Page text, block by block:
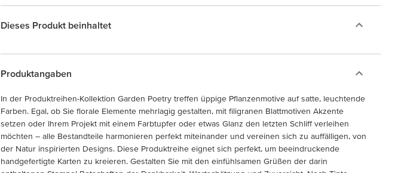
Dieses Produkt beinhaltet
Produktangaben
In der Produktreihen-Kollektion Garden Poetry treffen üppige Pflanzenmotive auf satte, leuchtende
Farben. Egal, ob Sie florale Elemente mehrlagig gestalten, mit filigranen Blattmotiven Akzente
setzen oder Ihrem Projekt mit einem Farbtupfer oder etwas Glanz den letzten Schliff verleihen
möchten – alle Bestandteile harmonieren perfekt miteinander und vereinen sich zu auffälligen, von
der Natur inspirierten Designs. Diese Produktreihe eignet sich perfekt, um beeindruckende
handgefertigte Karten zu kreieren. Gestalten Sie mit den einfühlsamen Grüßen der darin